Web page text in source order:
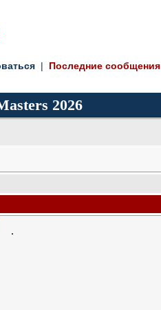
| Последние сообщения
2026
.